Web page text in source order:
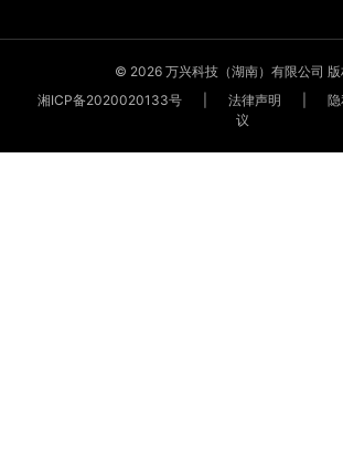
© 2026 万兴科技（湖南）有限公司 版
湘ICP备2020020133号
法律声明
议